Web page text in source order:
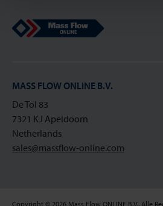
Mass Flow Online
MASS FLOW ONLINE B.V.
De Tol 83
7321 KJ Apeldoorn
Netherlands
sales@massflow-online.com
Copyright © 2026 Mass Flow ONLINE B.V.. Alle